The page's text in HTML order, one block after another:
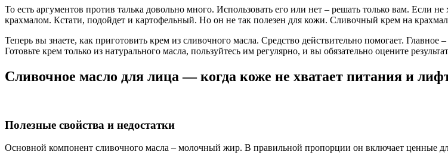
То есть аргументов против талька довольно много. Использовать его или нет – решать только вам. Если
крахмалом. Кстати, подойдет и картофельный. Но он не так полезен для кожи. Сливочный крем на
Теперь вы знаете, как приготовить крем из сливочного масла. Средство действительно помогает.
Готовьте крем только из натурального масла, пользуйтесь им регулярно, и вы обязательно оцените
Cливочное масло для лица — когда коже не хватает питания и
Полезные свойства и недостатки
Основной компонент сливочного масла – молочный жир. В правильной пропорции он включает ценные